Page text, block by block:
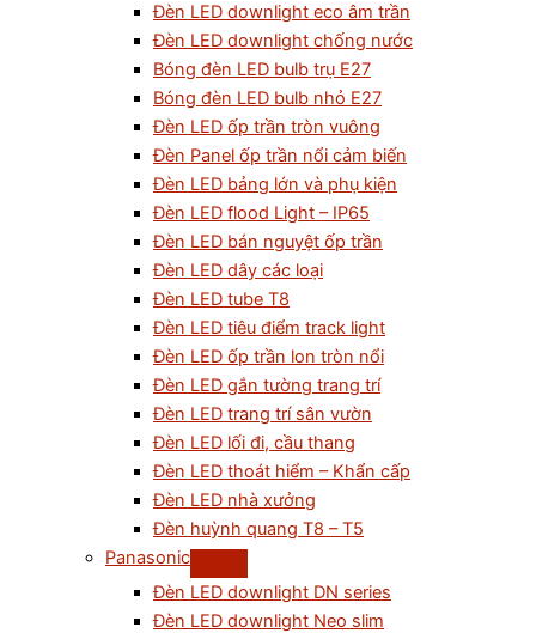
Đèn LED downlight eco âm trần
Đèn LED downlight chống nước
Bóng đèn LED bulb trụ E27
Bóng đèn LED bulb nhỏ E27
Đèn LED ốp trần tròn vuông
Đèn Panel ốp trần nổi cảm biến
Đèn LED bảng lớn và phụ kiện
Đèn LED flood Light – IP65
Đèn LED bán nguyệt ốp trần
Đèn LED dây các loại
Đèn LED tube T8
Đèn LED tiêu điểm track light
Đèn LED ốp trần lon tròn nổi
Đèn LED gắn tường trang trí
Đèn LED trang trí sân vườn
Đèn LED lối đi, cầu thang
Đèn LED thoát hiểm – Khẩn cấp
Đèn LED nhà xưởng
Đèn huỳnh quang T8 – T5
Panasonic
Đèn LED downlight DN series
Đèn LED downlight Neo slim